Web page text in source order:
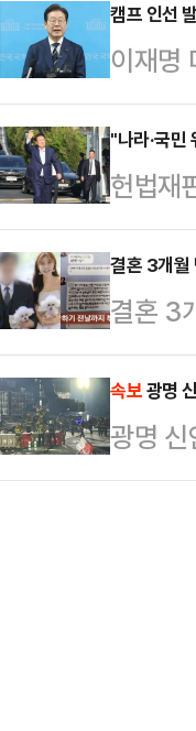
내려놓
확장성
탄핵에
다. 대
수 있
시절
캠프 인선
이재명
윤호중
중도적
로, 본
이 나
발표'를
3선 강
"나라·국
헌법재
초동
이다.
호인단
을 위
영의
러분께
대통령
결혼 3개월
결혼 3
성관계
려졌다
인 지
했다.
속보광명
광명